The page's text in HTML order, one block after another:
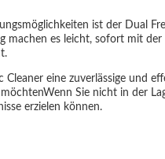
ist der Dual
machen es leicht, sofort mit
Cleaner eine zuverlässige und
Sie nicht in der
erzielen können.